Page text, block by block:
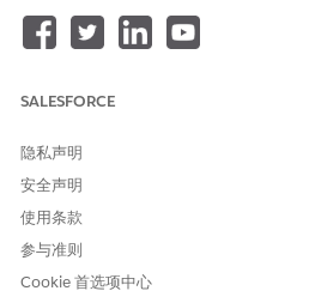
请求桌面电话设置或支持
这些操作会在您与专业客服人员对话期
使用 Knowledge 回答问题
获取合格的服务目录项目
执行服务目录项目流
获取产品发布卡
为员工创建事件
SALESFORCE
隐私声明
安全声明
使用条款
参与准则
Cookie 首选项中心